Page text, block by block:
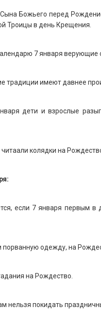
Божьего перед
Троицы в день Крещения.
7 января верующие
традиции имеют давнее
дети и взрослые
колядки на
если 7 января первым
порванную одежду, на
на Рождество.
нельзя покидать